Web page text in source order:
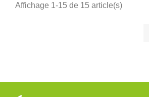
Affichage 1-15 de 15 article(s)